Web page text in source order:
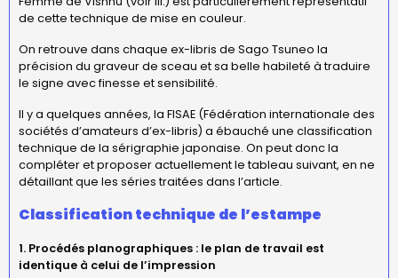
de cette technique de mise en couleur.
On retrouve dans chaque ex-libris de Sago Tsuneo la
précision du graveur de sceau et sa belle habileté à traduire
le signe avec finesse et sensibilité.
Il y a quelques années, la FISAE (Fédération internationale des
sociétés d’amateurs d’ex-libris) a ébauché une classification
technique de la sérigraphie japonaise. On peut donc la
compléter et proposer actuellement le tableau suivant, en ne
détaillant que les séries traitées dans l’article.
Classification technique de l’estampe
1. Procédés planographiques : le plan de travail est
identique à celui de l’impression